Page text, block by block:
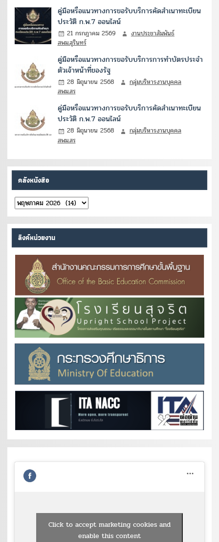
คู่มือหรือแนวทางการขอรับบริการคัดสำเนาทะเบียน
ประวัติ ก.พ.7 ออนไลน์
21 กรกฎาคม 2569
งานประชาสัมพันธ์
สพม.สุรินทร์
คู่มือหรือแนวทางการขอรับบริการการทำบัตรประจำ
ตัวเจ้าหน้าที่ของรัฐ
28 มิถุนายน 2568
กลุ่มบริหารงานบุคคล
สพม.สร
คู่มือหรือแนวทางการขอรับบริการคัดสำเนาทะเบียน
ประวัติ ก.พ.7 ออนไลน์
28 มิถุนายน 2568
กลุ่มบริหารงานบุคคล
สพม.สร
คลังหนังสือ
คลัง
หนังสือ
ลิงค์หน่วยงาน
Click to accept marketing cookies and
enable this content